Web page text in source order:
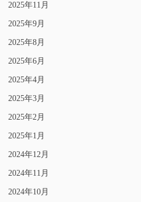
2025年11月
2025年9月
2025年8月
2025年6月
2025年4月
2025年3月
2025年2月
2025年1月
2024年12月
2024年11月
2024年10月